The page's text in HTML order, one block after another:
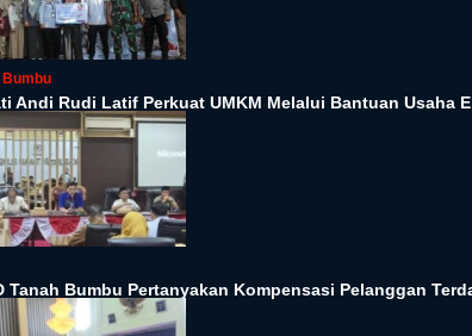
Bumbu
Andi Rudi Latif Perkuat UMKM Melalui Bantuan Usaha
Tanah Bumbu Pertanyakan Kompensasi Pelanggan